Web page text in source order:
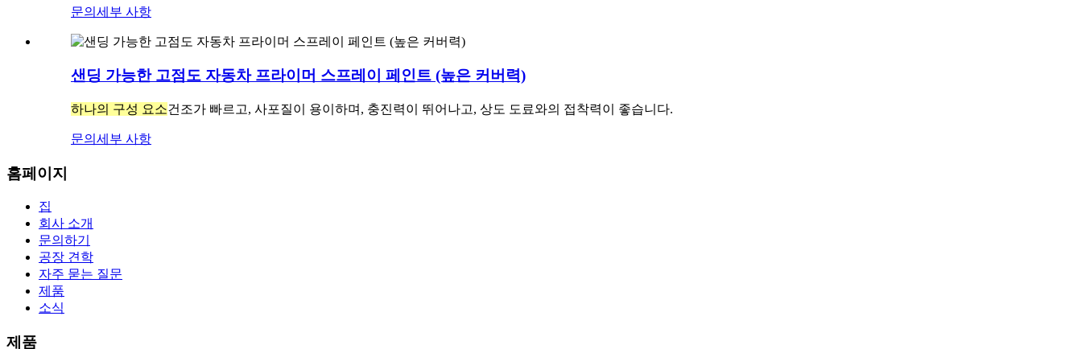
문의 세부 사항
샌딩 가능한 고점도 자동차 프라이머 스프레이 페인트 (높은 커버력)
하나의 구성 요소건조가 빠르고, 사포질이 용이하며, 충진력이 뛰어나고, 상도 도료와의 접착력이 좋습니다.
문의 세부 사항
홈페이지
집
회사 소개
문의하기
공장 견학
자주 묻는 질문
제품
소식
제품